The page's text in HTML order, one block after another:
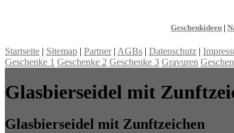
Geschenkideen |
Startseite | Sitemap | Partner| AGBs | Datenschutz |
Geschenke 1 Geschenke 2 Geschenke 3 Gravuren
Glasbierseidel mit
Glasbierseidel mit Zunftzeichen